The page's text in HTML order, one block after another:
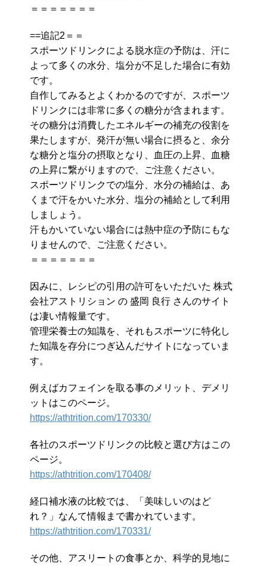
＝＝＝＝＝＝＝
==追記2＝＝
スポーツドリンクによる脱水症の予防は、汗に
よって多くの水分、塩分が不足した場合に有効
です。
自作してみるとよくわかるのですが、スポーツ
ドリンクには非常に多くの糖分が含まれます。
その糖分は消費したエネルギーの補充の役割を
果たしますが、発汗が無い場合に摂ると、余分
な糖分と塩分の摂取となり、血圧の上昇、血糖
の上昇に繋がりますので、ご注意ください。
スポーツドリンクでの塩分、水分の補給は、あ
くまで汗をかいた水分、塩分の補給として利用
しましょう。
汗もかいていない場合には熱中症の予防にもな
りませんので、ご注意ください。
＝＝＝＝＝＝＝
因みに、レシピの引用の許可をいただいた 株式
会社アストリション の 盛岡 良行 さんのサイト
は凄い情報量です。
管理栄養士の知識を、それもスポーツに特化し
た知識を存分につぎ込んだサイトになっていま
す。
例えばカフェインを取る事のメリット、デメリ
ットはこのページ。
https://athtrition.com/170330/
各社のスポーツドリンクの比較と選び方はこの
ページ。
https://athtrition.com/170408/
経口補水液の比較では、「美味しいのはど
れ？」なんて情報まで書かれています。
https://athtrition.com/170331/
その他、アスリートの食事とか、科学的見地に